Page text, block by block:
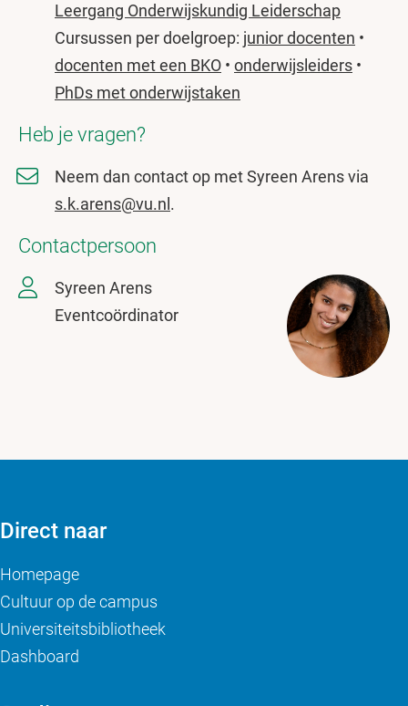
Leergang Onderwijskundig Leiderschap
Cursussen per doelgroep: junior docenten •
docenten met een BKO • onderwijsleiders •
PhDs met onderwijstaken
Heb je vragen?
Neem dan contact op met Syreen Arens via
s.k.arens@vu.nl .
Contactpersoon
Syreen Arens
Eventcoördinator
Direct naar
Homepage
Cultuur op de campus
Universiteitsbibliotheek
Dashboard